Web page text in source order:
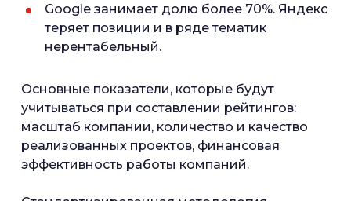
Google занимает долю более 70%. Яндекс
теряет позиции и в ряде тематик
нерентабельный.
Основные показатели, которые будут
учитываться при составлении рейтингов:
масштаб компании, количество и качество
реализованных проектов, финансовая
эффективность работы компаний.